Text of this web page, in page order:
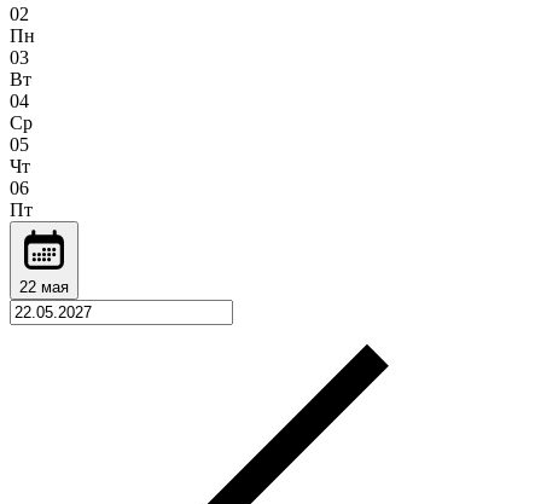
02
Пн
03
Вт
04
Ср
05
Чт
06
Пт
22 мая